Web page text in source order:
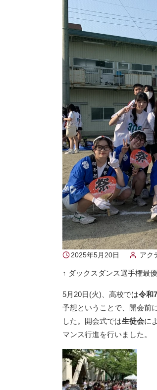
2025年5月20日 アク
↑ ダックスダンス選手権最
5月20日(火)、高校では令和
予想ということで、開会前
した。開会式では生徒会に
マンス行進を行いました。